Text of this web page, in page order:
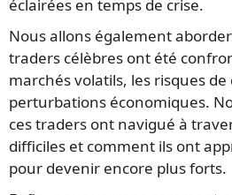
éclairées en temps de crise.
Nous allons également
traders célèbres ont été
marchés volatils, les risques de
perturbations économiques.
ces traders ont navigué à
difficiles et comment ils ont
pour devenir encore plus forts.